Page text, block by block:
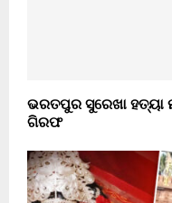
ଭରତପୁର ସୁରେଖା ହତ୍ୟା
ଗିରଫ